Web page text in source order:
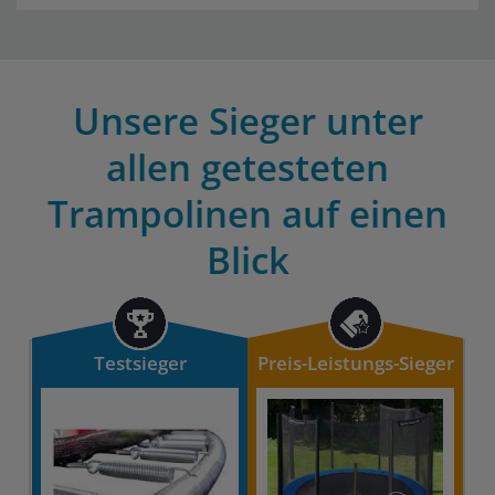
Unsere Sieger unter
allen getesteten
Trampolinen auf einen
Blick
Testsieger Preis-Leistungs-Sieger